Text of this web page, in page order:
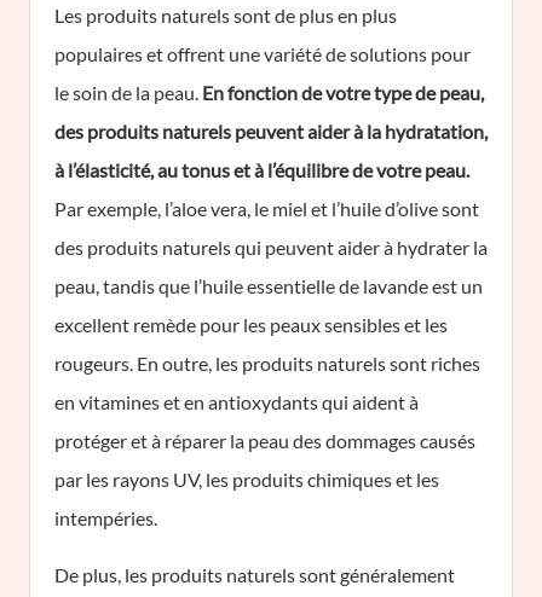
Les produits naturels sont de plus en plus
populaires et offrent une variété de solutions pour
le soin de la peau. En fonction de votre type de peau,
des produits naturels peuvent aider à la hydratation,
à l’élasticité, au tonus et à l’équilibre de votre peau.
Par exemple, l’aloe vera, le miel et l’huile d’olive sont
des produits naturels qui peuvent aider à hydrater la
peau, tandis que l’huile essentielle de lavande est un
excellent remède pour les peaux sensibles et les
rougeurs. En outre, les produits naturels sont riches
en vitamines et en antioxydants qui aident à
protéger et à réparer la peau des dommages causés
par les rayons UV, les produits chimiques et les
intempéries.
De plus, les produits naturels sont généralement